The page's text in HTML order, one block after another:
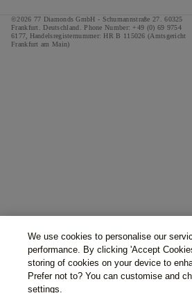
©2026 77 Diamonds GmbH - Schumannstraße 27. 60325
Frankfurt. Deutschland. Phone Number: +49 (0) 69 9754
6177, Handelsregisternummer: HR B 115026 (Amtsgericht
Frankfurt am Main)
We use cookies to personalise our
performance. By clicking 'Accept
storing of cookies on your device to
Prefer not to? You can customise and
settings.